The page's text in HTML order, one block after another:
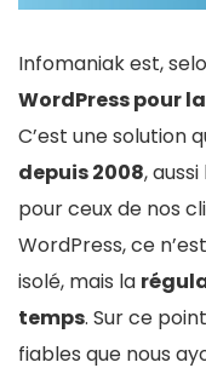
Infomaniak est,
WordPress pour
C’est une solution
depuis 2008,
pour ceux de nos
WordPress, ce
isolé, mais la
temps. Sur ce
fiables que nous